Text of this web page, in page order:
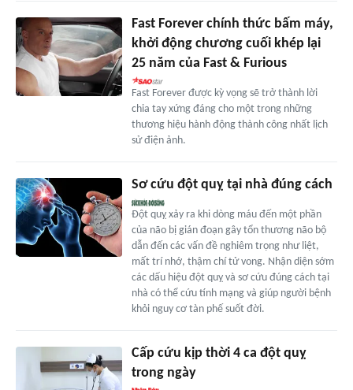
Fast Forever chính thức bấm máy,
khởi động chương cuối khép lại
25 năm của Fast & Furious
Fast Forever được kỳ vọng sẽ trở thành lời
chia tay xứng đáng cho một trong những
thương hiệu hành động thành công nhất lịch
sử điện ảnh.
Sơ cứu đột quỵ tại nhà đúng cách
Đột quỵ xảy ra khi dòng máu đến một phần
của não bị gián đoạn gây tổn thương não bộ
dẫn đến các vấn đề nghiêm trọng như liệt,
mất trí nhớ, thậm chí tử vong. Nhận diện sớm
các dấu hiệu đột quỵ và sơ cứu đúng cách tại
nhà có thể cứu tính mạng và giúp người bệnh
khỏi nguy cơ tàn phế suốt đời.
Cấp cứu kịp thời 4 ca đột quỵ
trong ngày